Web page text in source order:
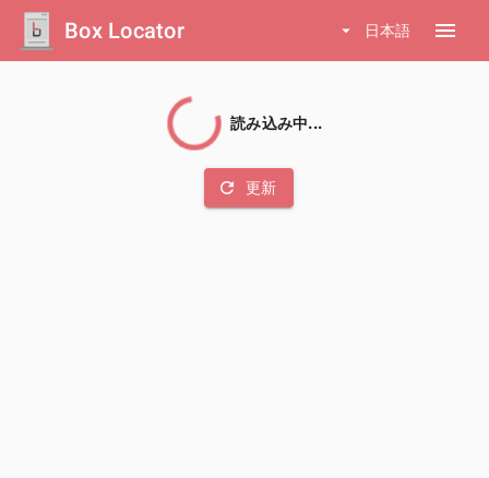
Box Locator arrow_drop_down 日本語 menu
読み込み中...
refresh 更新